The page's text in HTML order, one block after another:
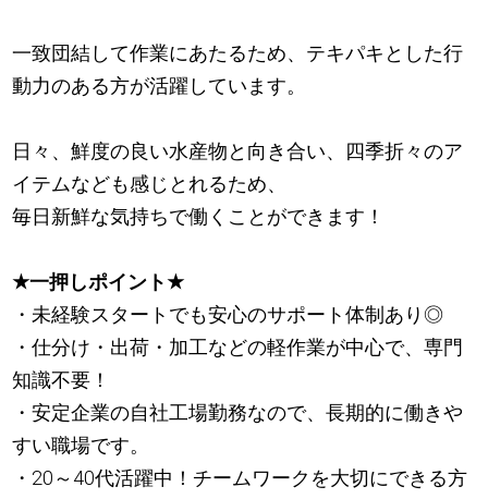
一致団結して作業にあたるため、テキパキとした行
動力のある方が活躍しています。
日々、鮮度の良い水産物と向き合い、四季折々のア
イテムなども感じとれるため、
毎日新鮮な気持ちで働くことができます！
★一押しポイント★
・未経験スタートでも安心のサポート体制あり◎
・仕分け・出荷・加工などの軽作業が中心で、専門
知識不要！
・安定企業の自社工場勤務なので、長期的に働きや
すい職場です。
・20～40代活躍中！チームワークを大切にできる方